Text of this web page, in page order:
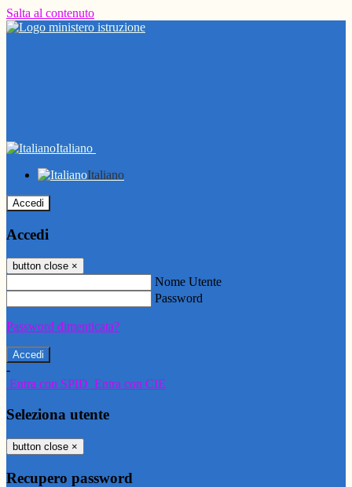
Salta al contenuto
Italiano
Italiano
Accedi
Accedi
button close ×
Nome Utente
Password
Password dimenticata?
-
Entra con SPID Entra con CIE
Seleziona utente
button close ×
Recupero password